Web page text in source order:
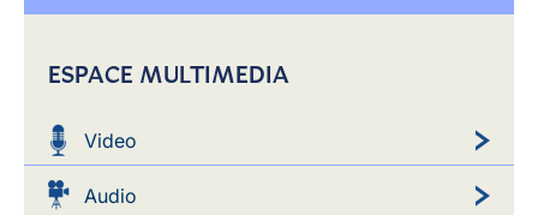
ESPACE MULTIMEDIA
Video
Audio